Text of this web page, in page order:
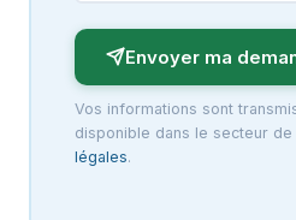
Envoyer ma
Vos informations sont
disponible dans le secteur de
légales.